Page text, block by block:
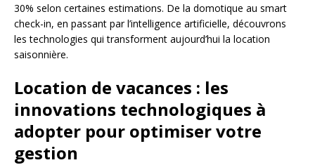
30% selon certaines estimations. De la domotique au smart
check-in, en passant par l’intelligence artificielle, découvrons
les technologies qui transforment aujourd’hui la location
saisonnière.
Location de vacances : les
innovations technologiques à
adopter pour optimiser votre
gestion